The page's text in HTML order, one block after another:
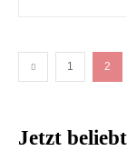
1 2
Jetzt